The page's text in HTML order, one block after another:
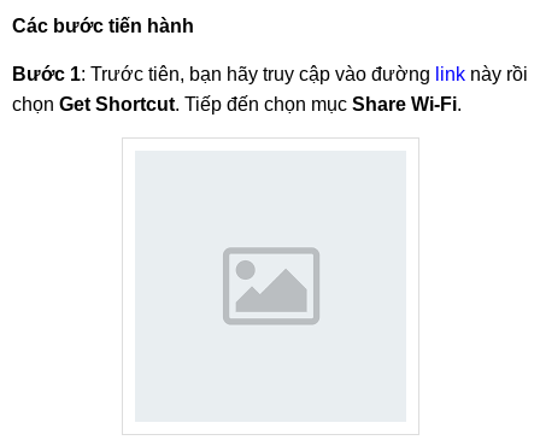
Các bước tiến hành
Bước 1: Trước tiên, bạn hãy truy cập vào đường link này rồi
chọn Get Shortcut. Tiếp đến chọn mục Share Wi-Fi.